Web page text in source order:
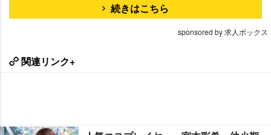
続きはこちら
sponsored by 求人ボックス
関連リンク+